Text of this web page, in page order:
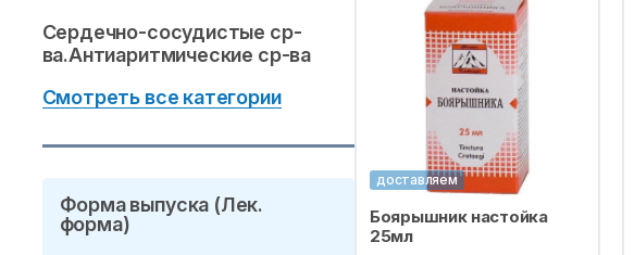
Сердечно-сосудистые ср-
ва.Антиаритмические ср-ва
Смотреть все категории
Форма выпуска (Лек.
форма)
доставляем
Боярышник настойка
25мл